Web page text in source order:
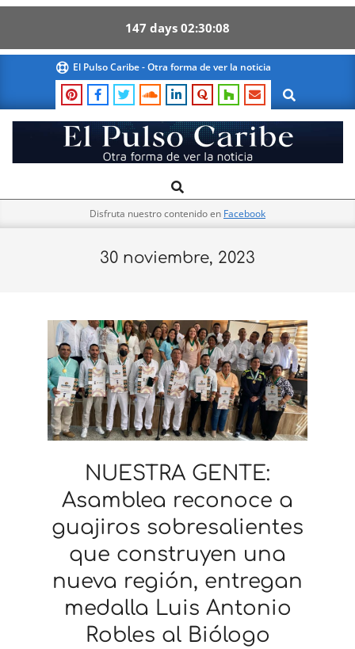
147 days 02 30 08
content
El Pulso Caribe - Otra forma de ver la noticia
Search
El
Pulso
Navigation
Search
Disfruta nuestro contenido en Facebook
30 noviembre, 2023
NUESTRA GENTE:
Asamblea reconoce a
guajiros sobresalientes
que construyen una
nueva región, entregan
medalla Luis Antonio
Robles al Biólogo